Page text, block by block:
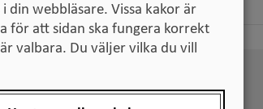
i din webbläsare. Vissa kakor är
för att sidan ska fungera korrekt
valbara. Du väljer vilka du vill